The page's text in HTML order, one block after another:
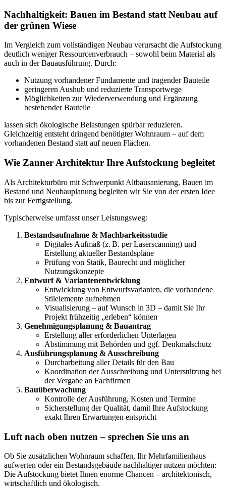
Nachhaltigkeit: Bauen im Bestand statt Neubau auf
der grünen Wiese
Im Vergleich zum vollständigen Neubau verursacht die Aufstockung
deutlich weniger Ressourcenverbrauch – sowohl beim Material als
auch in der Bauausführung. Durch:
Nutzung vorhandener Fundamente und tragender Bauteile
geringeren Aushub und reduzierte Transportwege
Möglichkeiten zur Wiederverwendung und Ergänzung
bestehender Bauteile
lassen sich ökologische Belastungen spürbar reduzieren.
Gleichzeitig entsteht dringend benötigter Wohnraum – auf dem
vorhandenen Bestand statt auf neuen Flächen.
Wie Zanner Architektur Ihre Aufstockung begleitet
Als Architekturbüro mit Schwerpunkt Altbausanierung, Bauen im
Bestand und Neubauplanung begleiten wir Sie von der ersten Idee
bis zur Fertigstellung.
Typischerweise umfasst unser Leistungsweg:
Bestandsaufnahme & Machbarkeitsstudie
Digitales Aufmaß (z. B. per Laserscanning) und
Erstellung aktueller Bestandspläne
Prüfung von Statik, Baurecht und möglicher
Nutzungskonzepte
Entwurf & Variantenentwicklung
Entwicklung von Entwurfsvarianten, die vorhandene
Stilelemente aufnehmen
Visualisierung – auf Wunsch in 3D – damit Sie Ihr
Projekt frühzeitig „erleben“ können
Genehmigungsplanung & Bauantrag
Erstellung aller erforderlichen Unterlagen
Abstimmung mit Behörden und ggf. Denkmalschutz
Ausführungsplanung & Ausschreibung
Durcharbeitung aller Details für den Bau
Koordination der Ausschreibung und Unterstützung bei
der Vergabe an Fachfirmen
Bauüberwachung
Kontrolle der Ausführung, Kosten und Termine
Sicherstellung der Qualität, damit Ihre Aufstockung
exakt Ihren Erwartungen entspricht
Luft nach oben nutzen – sprechen Sie uns an
Ob Sie zusätzlichen Wohnraum schaffen, Ihr Mehrfamilienhaus
aufwerten oder ein Bestandsgebäude nachhaltiger nutzen möchten:
Die Aufstockung bietet Ihnen enorme Chancen – architektonisch,
wirtschaftlich und ökologisch.